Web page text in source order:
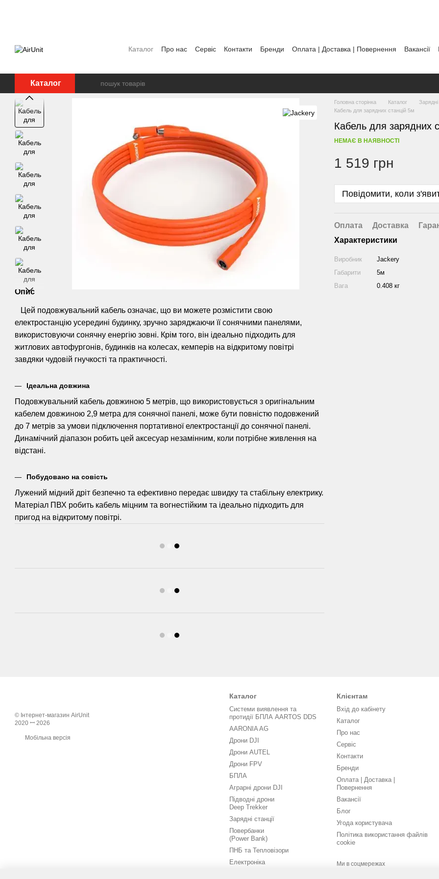
Каталог Про нас Сервіс Контакти Бренди Оплата | Доставка | Повернення Вакансії
Каталог
Опис
Цей подовжувальний кабель означає, що ви можете розмістити свою
електростанцію усередині будинку, зручно заряджаючи її сонячними панелями,
використовуючи сонячну енергію зовні. Крім того, він ідеально підходить для
житлових автофургонів, будинків на колесах, кемперів на відкритому повітрі
завдяки чудовій гнучкості та практичності.
Ідеальна довжина
Подовжувальний кабель довжиною 5 метрів, що використовується з оригінальним
кабелем довжиною 2,9 метра для сонячної панелі, може бути повністю подовжений
до 7 метрів за умови підключення портативної електростанції до сонячної панелі.
Динамічний діапазон робить цей аксесуар незамінним, коли потрібне живлення на
відстані.
Побудовано на совість
Лужений мідний дріт безпечно та ефективно передає швидку та стабільну електрику.
Матеріал ПВХ робить кабель міцним та вогнестійким та ідеально підходить для
пригод на відкритому повітрі.
Головна сторінка Каталог
Зарядні
Кабель для зарядних станцій 5м
Кабель для зарядних
НЕМАЄ В НАЯВНОСТІ
1 519 грн
Повідомити, коли
Оплата Доставка
Характеристики
Виробник
Jackery
Габарити
5м
Вага
0.408 кг
© Інтернет-магазин AirUnit
2020 ꟷ 2026
Мобільна версія
Каталог
Системи виявлення та
протидії БПЛА AARTOS DDS
AARONIA AG
Дрони DJI
Дрони AUTEL
Дрони FPV
БПЛА
Аграрні дрони DJI
Підводні дрони
Deep Trekker
Зарядні станції
Повербанки
(Power Bank)
ПНБ та Тепловізори
Електроніка
Клієнтам
Вхід до кабінету
Каталог
Про нас
Сервіс
Контакти
Бренди
Оплата | Доставка |
Повернення
Вакансії
Блог
Угода користувача
Політика використання файлів
cookie
Ми в соцмережах